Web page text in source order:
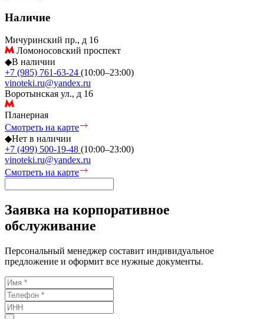
Наличие
Мичуринский пр., д 16
Ломоносовский проспект
◆В наличии
+7 (985) 761-63-24 (10:00–23:00)
vinoteki.ru@yandex.ru
Воротынская ул., д 16
Планерная
Смотреть на карте
◆Нет в наличии
+7 (499) 500-19-48 (10:00–23:00)
vinoteki.ru@yandex.ru
Смотреть на карте
Заявка на корпоративное
обслуживание
Персональный менеджер составит индивидуальное
предложение и оформит все нужные документы.